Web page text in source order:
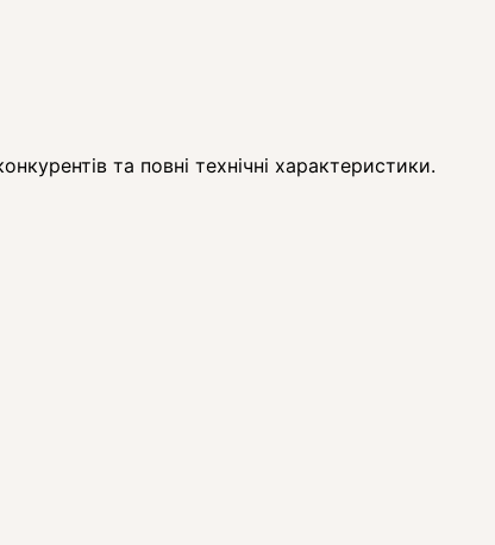
та повні технічні характеристики.